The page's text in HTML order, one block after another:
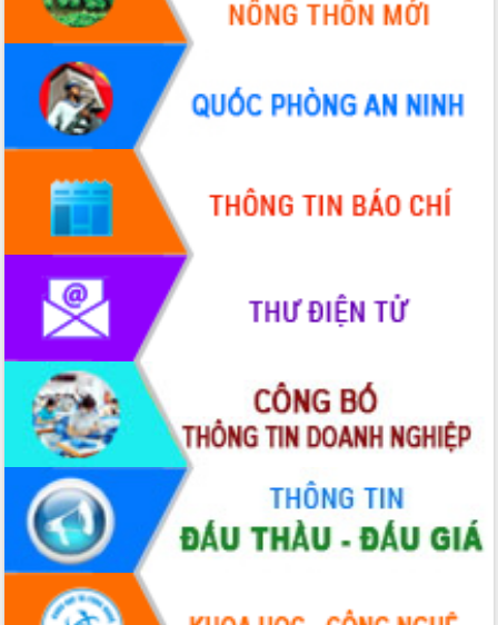
Họp báo thông tin về Hội nghị Công bố
Quy hoạch và Xúc tiến đầu tư tỉnh Đắk
Khơi thông điểm nghẽn, đẩy nhanh
giải ngân vốn khắc phục thiên tai
HĐND tỉnh thông qua điều chỉnh Quy
hoạch tỉnh thời kỳ 2021-2030
Hội thảo góp ý hồ sơ điều chỉnh quy
hoạch tỉnh Đắk Lắk thời kỳ 2021-2030,
tầm nhìn đến năm 2050
Nâng cao hiệu quả hoạt động của các
doanh nghiệp nhà nước
Hội nghị triển khai kết nối mạng
truyền số liệu chuyên dùng phục vụ cơ
quan Đảng, Nhà nước
Lễ phát động chuỗi hoạt động chung
tay làm sạch môi trường
Xã Ea Kar bước chuyển mình trong
công tác cải cách hành chính mô hình
mới
UBND tỉnh họp báo định kỳ tháng 4
năm 2026
Hội thảo khoa học “Giải pháp thúc đẩy
phát triển nền kinh tế xanh tại tỉnh
Đắk Lắk”